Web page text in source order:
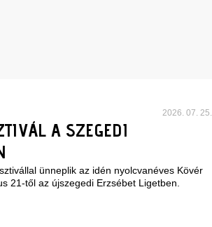
2026. 07. 25.
A SZEGEDI
ünneplik az idén nyolcvanéves Kövér
21-től az újszegedi Erzsébet Ligetben.